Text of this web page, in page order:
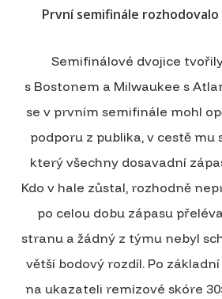
První semifinále
Semifinálové dvojice
s Bostonem a Milwaukee s
se v prvním semifinále mohl
podporu z publika, v cestě mu
který všechny dosavadní
Kdo v hale zůstal, rozhodně
po celou dobu zápasu
stranu a žádný z týmu nebyl
větší bodový rozdíl. Po
na ukazateli remízové skóre